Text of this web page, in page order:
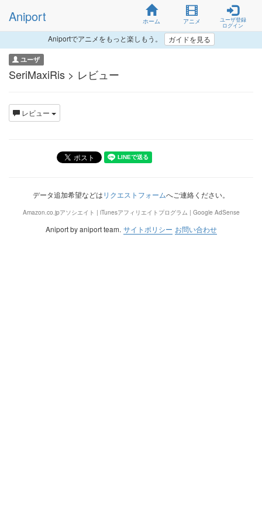
Aniport ホーム アニメ
ユーザ登録
ログイン
Aniportでアニメをもっと楽しもう。 ガイドを見る
ユーザ
SeriMaxiRis > レビュー
レビュー
データ追加希望などはリクエストフォームへご連絡ください。
Amazon.co.jpアソシエイト | iTunesアフィリエイトプログラム | Google AdSense
Aniport by aniport team. サイトポリシー お問い合わせ